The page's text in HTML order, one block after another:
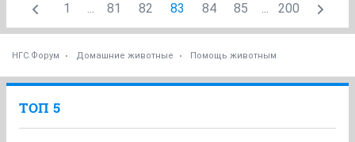
1 ... 81 82 83 84 85 ... 200
НГС.Форум Домашние животные Помощь животным
ТОП 5